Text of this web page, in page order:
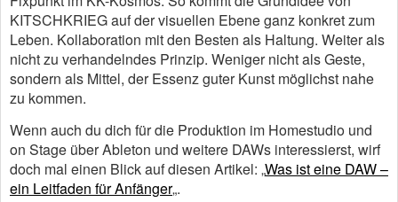
KITSCHKRIEG auf der visuellen Ebene ganz konkret zum
Leben. Kollaboration mit den Besten als Haltung. Weiter als
nicht zu verhandelndes Prinzip. Weniger nicht als Geste,
sondern als Mittel, der Essenz guter Kunst möglichst nahe
zu kommen.
Wenn auch du dich für die Produktion im Homestudio und
on Stage über Ableton und weitere DAWs interessierst, wirf
doch mal einen Blick auf diesen Artikel: „Was ist eine DAW –
ein Leitfaden für Anfänger„.